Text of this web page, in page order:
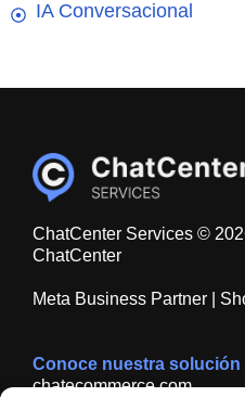
IA Conversacional
ChatCenter Services ©
ChatCenter
Meta Business Partner |
Conoce nuestra solución
chatecommerce.com